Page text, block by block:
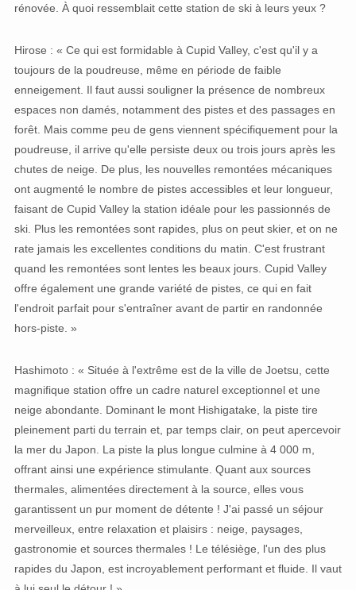
rénovée. À quoi ressemblait cette station de ski à leurs yeux ?
Hirose : « Ce qui est formidable à Cupid Valley, c'est qu'il y a
toujours de la poudreuse, même en période de faible
enneigement. Il faut aussi souligner la présence de nombreux
espaces non damés, notamment des pistes et des passages en
forêt. Mais comme peu de gens viennent spécifiquement pour la
poudreuse, il arrive qu'elle persiste deux ou trois jours après les
chutes de neige. De plus, les nouvelles remontées mécaniques
ont augmenté le nombre de pistes accessibles et leur longueur,
faisant de Cupid Valley la station idéale pour les passionnés de
ski. Plus les remontées sont rapides, plus on peut skier, et on ne
rate jamais les excellentes conditions du matin. C'est frustrant
quand les remontées sont lentes les beaux jours. Cupid Valley
offre également une grande variété de pistes, ce qui en fait
l'endroit parfait pour s'entraîner avant de partir en randonnée
hors-piste. »
Hashimoto : « Située à l'extrême est de la ville de Joetsu, cette
magnifique station offre un cadre naturel exceptionnel et une
neige abondante. Dominant le mont Hishigatake, la piste tire
pleinement parti du terrain et, par temps clair, on peut apercevoir
la mer du Japon. La piste la plus longue culmine à 4 000 m,
offrant ainsi une expérience stimulante. Quant aux sources
thermales, alimentées directement à la source, elles vous
garantissent un pur moment de détente ! J'ai passé un séjour
merveilleux, entre relaxation et plaisirs : neige, paysages,
gastronomie et sources thermales ! Le télésiège, l'un des plus
rapides du Japon, est incroyablement performant et fluide. Il vaut